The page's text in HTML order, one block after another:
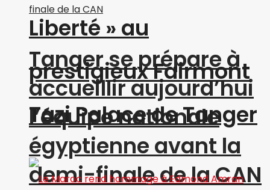
Tanger se prépare à
accueillir aujourd’hui
l’équipe nationale
égyptienne avant la
demi-finale de la CAN
Liberté » au
prestigieux Fairmont
Tazi Palace de Tanger